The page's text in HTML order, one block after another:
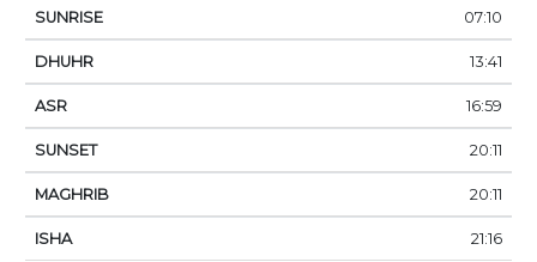
07:10
13:41
16:59
20:11
20:11
21:16